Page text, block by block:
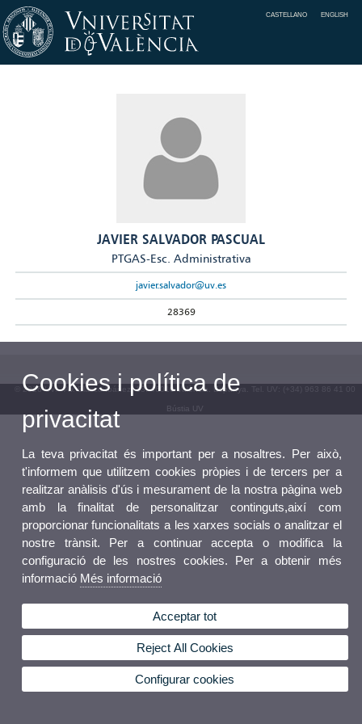
CASTELLANO ENGLISH
JAVIER SALVADOR PASCUAL
PTGAS-Esc. Administrativa
javier.salvador@uv.es
28369
© 2026 UV. - Av. Blasco Ibáñez, 13. 46010 València. Espanya. Tel. UV: (+34) 963 86 41 00
Bústia UV
Cookies i política de
privacitat
La teva privacitat és important per a nosaltres. Per això,
t'informem que utilitzem cookies pròpies i de tercers per a
realitzar anàlisis d'ús i mesurament de la nostra pàgina web
amb la finalitat de personalitzar continguts,així com
proporcionar funcionalitats a les xarxes socials o analitzar el
nostre trànsit. Per a continuar accepta o modifica la
configuració de les nostres cookies. Per a obtenir més
informació Més informació
Acceptar tot
Reject All Cookies
Configurar cookies